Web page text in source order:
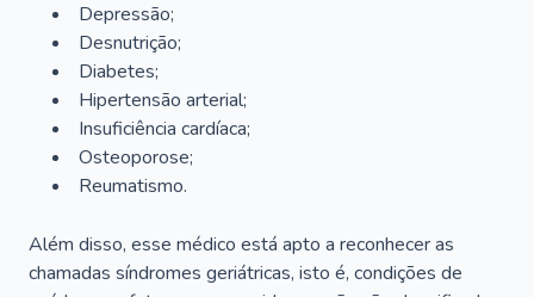
Depressão;
Desnutrição;
Diabetes;
Hipertensão arterial;
Insuficiência cardíaca;
Osteoporose;
Reumatismo.
Além disso, esse médico está apto a reconhecer as
chamadas síndromes geriátricas, isto é, condições de